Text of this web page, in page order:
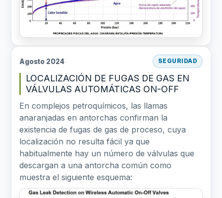
Agosto 2024 SEGURIDAD
LOCALIZACIÓN DE FUGAS DE GAS EN
VÁLVULAS AUTOMÁTICAS ON-OFF
En complejos petroquímicos, las llamas
anaranjadas en antorchas confirman la
existencia de fugas de gas de proceso, cuya
localización no resulta fácil ya que
habitualmente hay un número de válvulas que
descargan a una antorcha común como
muestra el siguiente esquema: